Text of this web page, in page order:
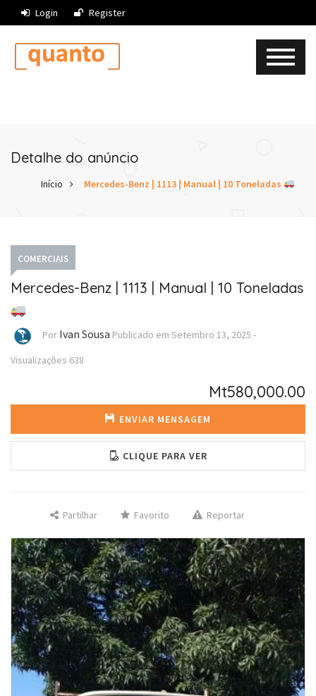
Login Register
Detalhe do anúncio
Início Mercedes-Benz | 1113 | Manual | 10 Toneladas
COMERCIAIS
Mercedes-Benz | 1113 | Manual | 10 Toneladas
Por Ivan Sousa Publicado em Setembro 13, 2025 -
Visualizações 638
Mt580,000.00
ENVIAR MENSAGEM
CLIQUE PARA VER
Partilhar Favorito Reportar